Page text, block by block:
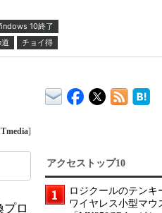
10終了
チョイ得
]
ロ
アクセストップ10
ロジクールのテンキ
ワイヤレス小型マウ